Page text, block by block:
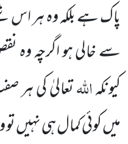
پاک ہے بلکہ وہ ہر
سے خالی ہو اگرچہ وہ
کیونکہاللہتعالیٰ کی
میں کوئی کمال ہی نہیں تو